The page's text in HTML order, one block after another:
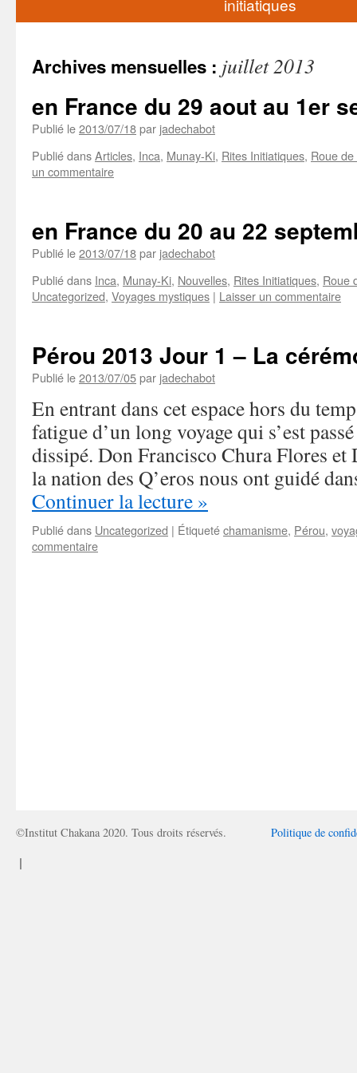
initiatiques
Archives mensuelles : juillet 2013
en France du 29 aout au 1er
Publié le2013/07/18par jadechabot
Publié dansArticles, Inca, Munay-Ki, Rites Initiatiques, Roue
un commentaire
en France du 20 au 22
Publié le2013/07/18par jadechabot
Publié dans Inca, Munay-Ki, Nouvelles, Rites Initiatiques, Roue
Uncategorized, Voyages mystiques | Laisser un commentaire
Pérou 2013 Jour 1 – La
Publié le2013/07/05par jadechabot
En entrant dans cet espace hors du
fatigue d’un long voyage qui s’est
dissipé. Don Francisco Chura Flores et
la nation des Q’eros nous ont guidé
Continuer la lecture »
Publié dans Uncategorized | Étiquetéchamanisme, Pérou,
commentaire
©Institut Chakana 2020. Tous droits réservés. Politique de